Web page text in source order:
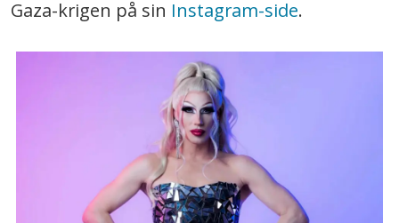
Gaza-krigen på sin Instagram-side.